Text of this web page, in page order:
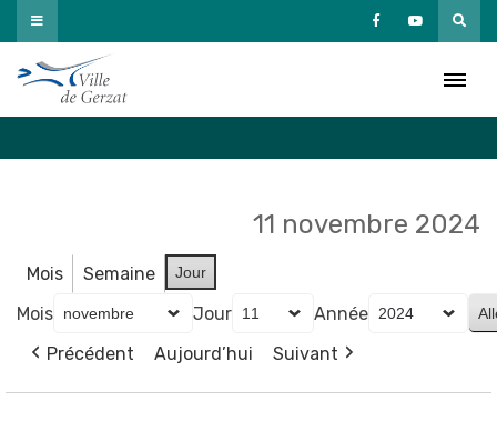
Passer
au
contenu
11 novembre 2024
Mois Semaine Jour
Mois Jour
Année
Précédent
Aujourd’hui Suivant